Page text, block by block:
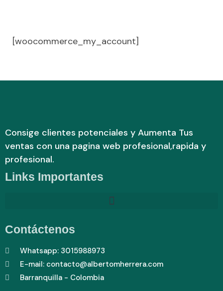
[woocommerce_my_account]
Consige clientes potenciales y Aumenta Tus
ventas con una pagina web profesional,rapida y
profesional.
Links Importantes
Contáctenos
Whatsapp: 3015988973
E-mail: contacto@albertomherrera.com
Barranquilla - Colombia